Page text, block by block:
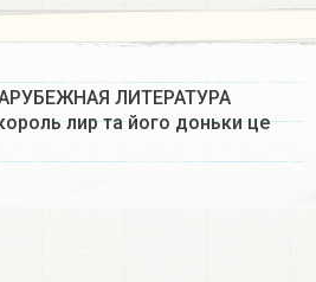
ЛИТЕРАТУРА
лир та його доньки це